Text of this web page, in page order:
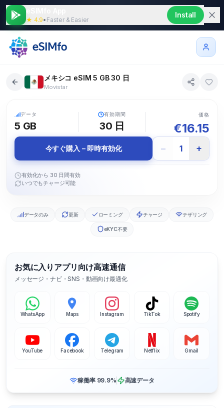
★ 4.9• Faster & Easier
Install
メキシコ eSIM 5 GB 30 日
Movistar
データ
5 GB
有効期間
30 日
価格
€16.15
今すぐ購入 – 即時有効化 − 1 +
有効化から 30 日間有効
いつでもチャージ可能
データのみ 更新 ローミング チャージ テザリング
eKYC不要
お気に入りアプリ向け高速通信
メッセージ・ナビ・SNS・動画向け最適化
WhatsApp Maps Instagram TikTok Spotify
YouTube Facebook Telegram Netflix Gmail
稼働率 99.9% 高速データ